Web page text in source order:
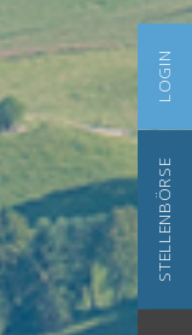
LOGIN
STELLENBÖRSE